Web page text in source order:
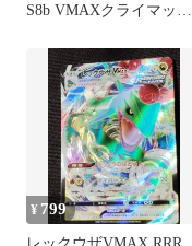
S8b VMAXクライマック
¥ 799